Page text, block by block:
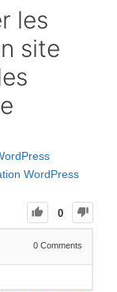
les
site
WordPress
0
0 Comments